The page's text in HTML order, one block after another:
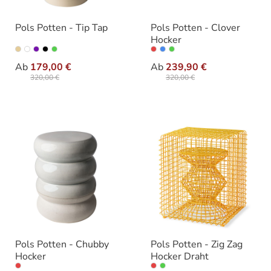
Pols Potten - Tip Tap
Ab 179,00 €
320,00 €
Varianten
Pols Potten - Clover
Hocker
Ab 239,90 €
320,00 €
Varianten
Pols Potten - Chubby
Hocker
Pols Potten - Zig Zag
Hocker Draht